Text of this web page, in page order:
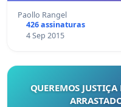
Paollo Rangel
426 assinaturas
4 Sep 2015
QUEREMOS